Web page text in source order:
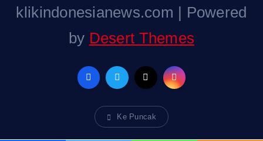
klikindonesianews.com | Powered
by Desert Themes
Ke Puncak